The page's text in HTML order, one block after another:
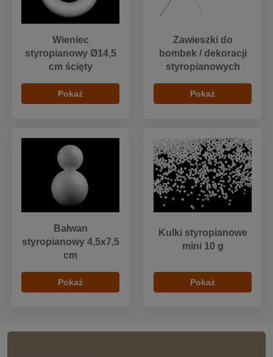
Wieniec
styropianowy Ø14,5
cm ścięty
Pokaż
Zawieszki do
bombek / dekoracji
styropianowych
Pokaż
Bałwan
styropianowy 4,5x7,5
cm
Pokaż
Kulki styropianowe
mini 10 g
Pokaż